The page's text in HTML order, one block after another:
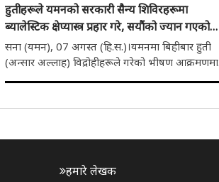
हुतीहरूले यमनको सरकारी सैन्य शिविरहरूमा
ब्यालेस्टिक क्षेप्यास्त्र प्रहार गरे, सयौंको ज्यान गएको
दाबी
सना (यमन), 07 अगस्त (हि.स.)।यमनमा बिहीबार हुती
(अन्सार अल्लाह) विद्रोहीहरूले गरेको भीषण आक्रमणमा
चौकीहरूमा ब्यालेस्टिक क्षेप्यास्त्र र ड्रोन आक्रमण ..
हमारे लेखक